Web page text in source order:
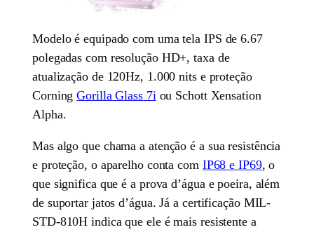
Modelo é equipado com uma tela IPS de 6.67
polegadas com resolução HD+, taxa de
atualização de 120Hz, 1.000 nits e proteção
CorningGorilla Glass 7i ou Schott Xensation
Alpha.
Mas algo que chama a atenção é a sua resistência
e proteção, o aparelho conta com IP68 e IP69, o
que significa que é a prova d’água e poeira, além
de suportar jatos d’água. Já a certificação MIL-
STD-810H indica que ele é mais resistente a